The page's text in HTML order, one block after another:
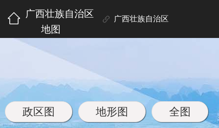
广西壮族自治区
地图
广西壮族自治区
政区图 地形图 全图